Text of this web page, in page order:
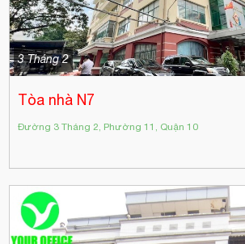
3 Tháng 2
Tòa nhà N7
Đường 3 Tháng 2, Phường 11, Quận 10